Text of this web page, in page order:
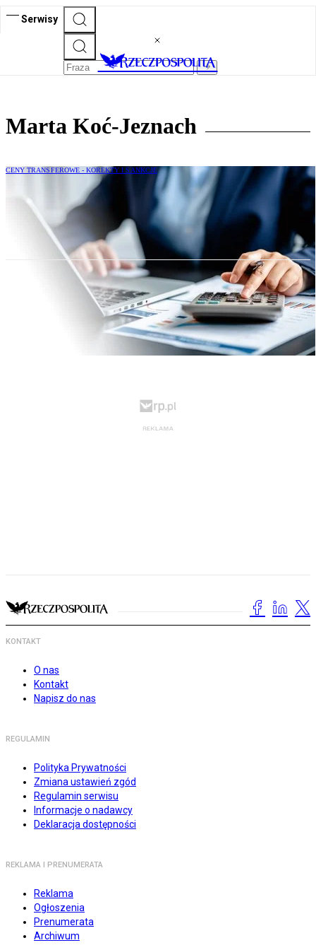
Serwisy
Marta Koć-Jeznach
CENY TRANSFEROWE - KOREKTY I SANKCJE
Kiedy korekty dochodowości stanowią
korekty cen transferowych
KONTAKT
O nas
Kontakt
Napisz do nas
REGULAMIN
Polityka Prywatności
Zmiana ustawień zgód
Regulamin serwisu
Informacje o nadawcy
Deklaracja dostępności
REKLAMA I PRENUMERATA
Reklama
Ogłoszenia
Prenumerata
Archiwum